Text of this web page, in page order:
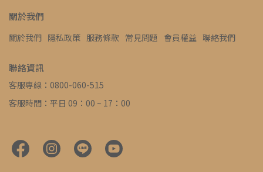
關於我們
關於我們 隱私政策 服務條款 常見問題 會員權益 聯絡我們
聯絡資訊
客服專線：0800-060-515
客服時間：平日 09：00 ~ 17：00